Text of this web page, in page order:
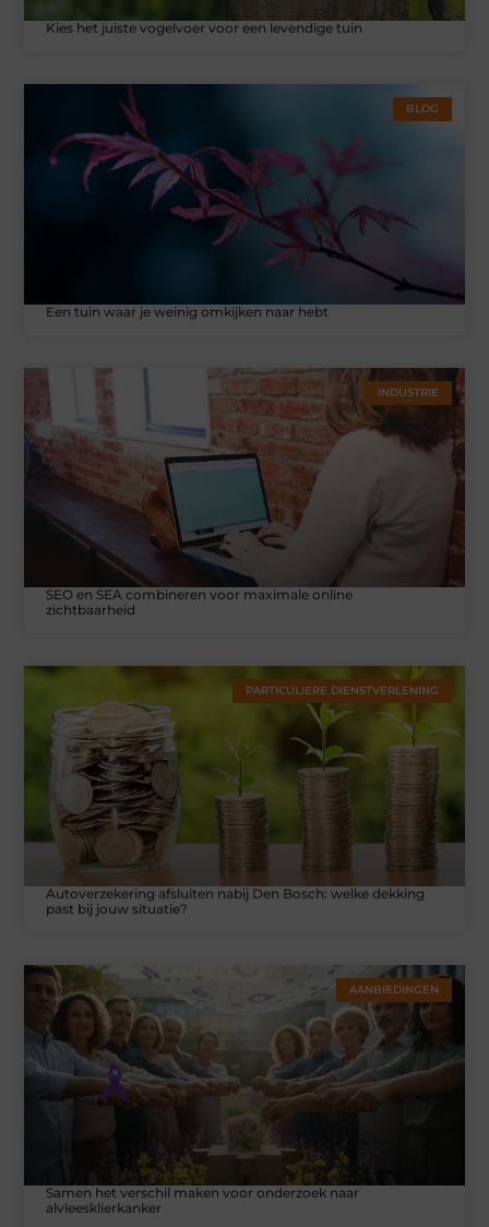
Kies het juiste vogelvoer voor een levendige tuin
BLOG
Een tuin waar je weinig omkijken naar hebt
INDUSTRIE
SEO en SEA combineren voor maximale online
zichtbaarheid
PARTICULIERE DIENSTVERLENING
Autoverzekering afsluiten nabij Den Bosch: welke dekking
past bij jouw situatie?
AANBIEDINGEN
Samen het verschil maken voor onderzoek naar
alvleesklierkanker